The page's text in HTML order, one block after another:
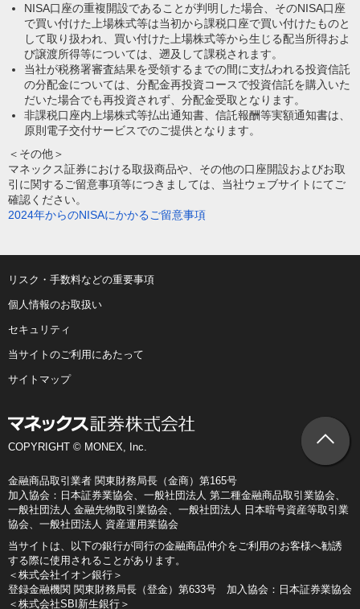
NISA口座の重複開設であることが判明した場合、そのNISA口座
で買い付けた上場株式等は当初から課税口座で買い付けたものと
して取り扱われ、買い付けた上場株式等から生じる配当所得およ
び譲渡所得等については、遡及して課税されます。
当社が税務署審査結果を受領するまでの間に支払われる投資信託
の分配金については、分配金再投資コースで投資信託を購入いた
だいた場合でも再投資されず、分配金受取となります。
非課税口座内上場株式等払出通知書、信託報酬等実額通知書は、
原則電子交付サービスでのご提供となります。
＜その他＞
マネックス証券における取扱商品や、その他の口座開設およびお取
引に関するご留意事項等につきましては、当社ウェブサイトにてご
確認ください。
2024年からのNISAにかかるご留意事項
リスク・手数料などの重要事項
個人情報のお取扱い
セキュリティ
当サイトのご利用にあたって
サイトマップ
COPYRIGHT © MONEX, Inc.
金融商品取引業者 関東財務局長（金商）第165号
加入協会：日本証券業協会、一般社団法人 第二種金融商品取引業協会、
一般社団法人 金融先物取引業協会、一般社団法人 日本暗号資産等取引業
協会、一般社団法人 資産運用業協会
当サイトは、以下の銀行が同行の金融商品仲介をご利用のお客様へ勧誘
する際に使用されることがあります。
＜株式会社イオン銀行＞
登録金融機関 関東財務局長（登金）第633号 加入協会：日本証券業協会
＜株式会社SBI新生銀行＞